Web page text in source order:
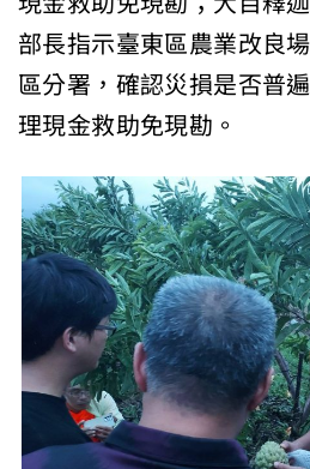
部長指示臺東區農業改良
區分署，確認災損是否普
理現金救助免現勘。